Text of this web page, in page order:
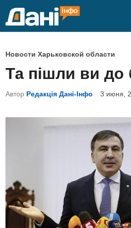
О
п
у
б
н
о
Новости Харьковской области
Та пішли ви до
Автор Редакція Дані-Інфо 3 июня,